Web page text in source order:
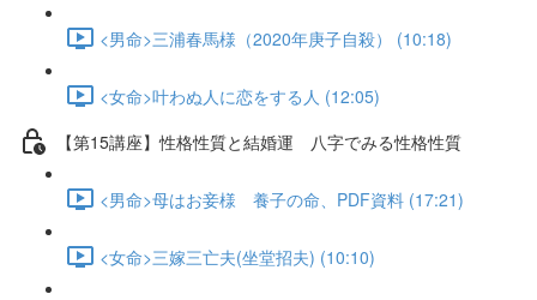
<男命>三浦春馬様（2020年庚子自殺） (10:18)
<女命>叶わぬ人に恋をする人 (12:05)
【第15講座】性格性質と結婚運 八字でみる性格性質
<男命>母はお妾様 養子の命、PDF資料 (17:21)
<女命>三嫁三亡夫(坐堂招夫) (10:10)